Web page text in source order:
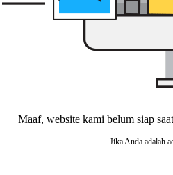
Maaf, website kami belum siap
Jika Anda adalah